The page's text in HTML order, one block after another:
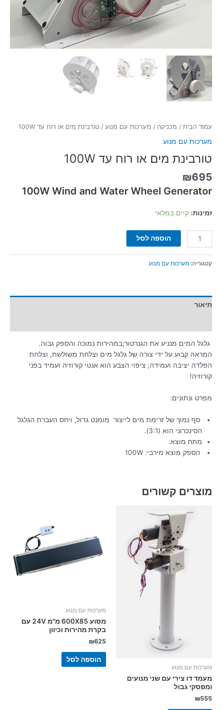
עמוד הבית / מכניקה / מערכות עם מנוע / טורבינת מים או רוח עד 100W
מערכות עם מנוע
טורבינת מים או רוח עד 100W
₪695
100W Wind and Water Wheel Generator
זמינות: קיים במלאי
הוספה לסל
קטגוריה: מערכות עם מנוע
תיאור
גלגל המים מנניע את הגנרטור;במהירות נמוכה והספק גבוה.
המראה קבוע על ידי צורה של גלגל מים וצלחת משולשת, וצלחת
הפלדה יציבה ועמידה; ציפוי הצבע הוא אנטי קורוזיה ועמיד בפני
קורוזיה!
מפרט ונתונים:
סף נמוך של זרימת מים לייצור מומנט גדול, ויחס העברת הגלגל
הסינכרוני הוא (3:1).
מתח מוצא:
הספק מוצא מירבי: 100W
מוצרים קשורים
מערכות עם מנוע
מעמד דו צירי עם שני מנועים
ומפסקי גבול
₪555
מערכות עם מנוע
מסוע 600X85 מ"מ 24V עם
בקרת מהירות וכיוון
₪625
הוספה לסל